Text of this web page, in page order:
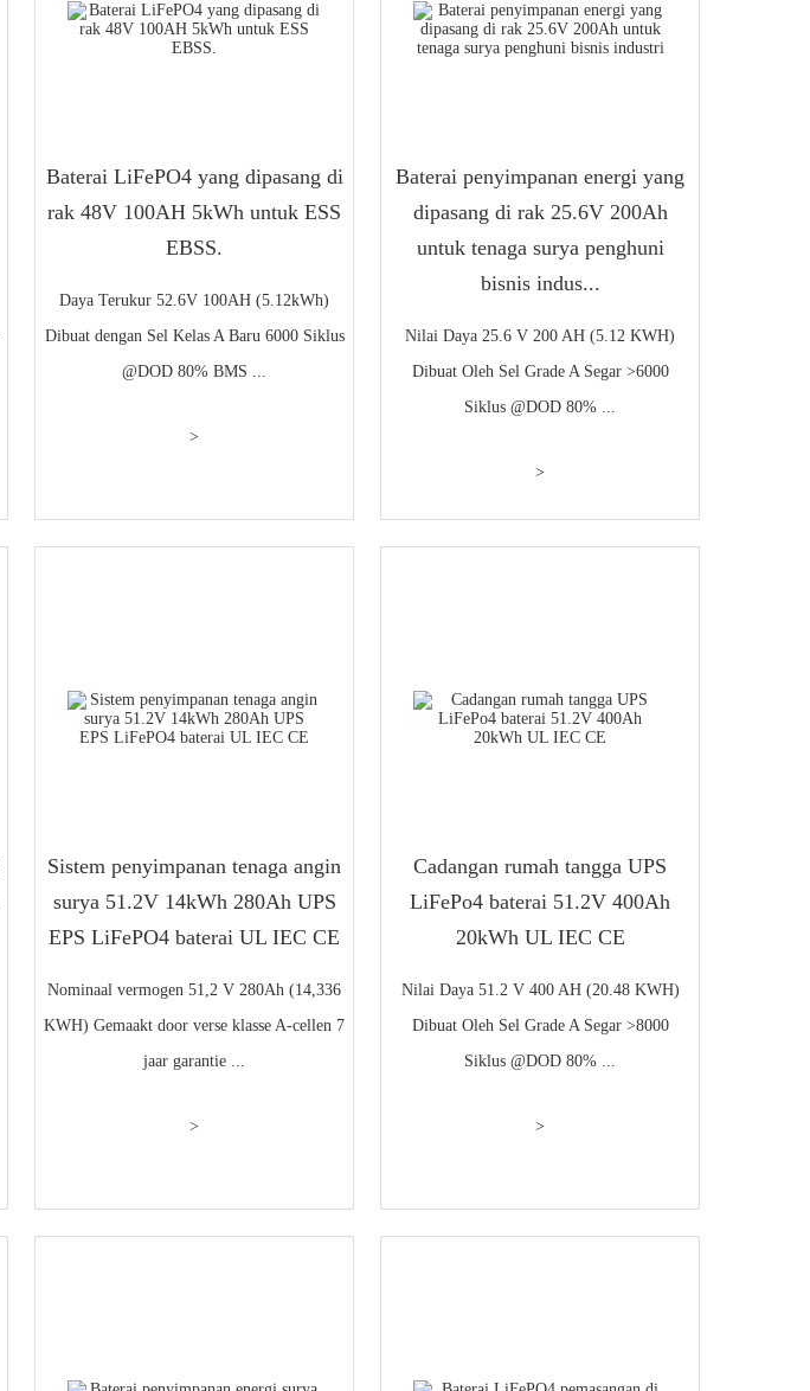
Baterai LiFePO4 yang dipasang di
rak 48V 100AH ​​5kWh untuk ESS
EBSS.
Daya Terukur 52.6V 100AH (5.12kWh)
Dibuat dengan Sel Kelas A Baru 6000 Siklus
@DOD 80% BMS ...
>
Baterai penyimpanan energi yang
dipasang di rak 25.6V 200Ah
untuk tenaga surya penghuni
bisnis indus...
Nilai Daya 25.6 V 200 AH (5.12 KWH)
Dibuat Oleh Sel Grade A Segar >6000
Siklus @DOD 80% ...
>
Sistem penyimpanan tenaga angin
surya 51.2V 14kWh 280Ah UPS
EPS LiFePO4 baterai UL IEC CE
Nominaal vermogen 51,2 V 280Ah (14,336
KWH) Gemaakt door verse klasse A-cellen 7
jaar garantie ...
>
Cadangan rumah tangga UPS
LiFePo4 baterai 51.2V 400Ah
20kWh UL IEC CE
Nilai Daya 51.2 V 400 AH (20.48 KWH)
Dibuat Oleh Sel Grade A Segar >8000
Siklus @DOD 80% ...
>